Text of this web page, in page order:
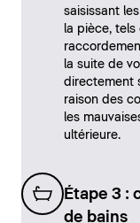
saisissant
la pièce, tels
la suite de
directement
raison des
les
ultérieure.
Étape 3 :
de bains